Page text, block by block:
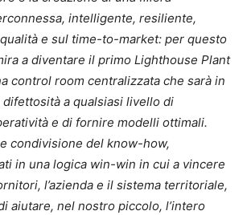
intelligente, resiliente,
e sul time-to-market: per questo
a diventare il primo Lighthouse Plant
control room centralizzata che sarà in
a qualsiasi livello di
e di fornire modelli ottimali.
condivisione del know-how,
in una logica win-win in cui a vincere
l’azienda e il sistema territoriale,
aiutare, nel nostro piccolo, l’intero